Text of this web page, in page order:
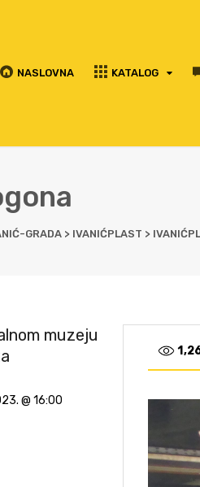
NASLOVNA KATALOG
GRADA > IVANIĆPLAST >
muzeju
@ 16:00